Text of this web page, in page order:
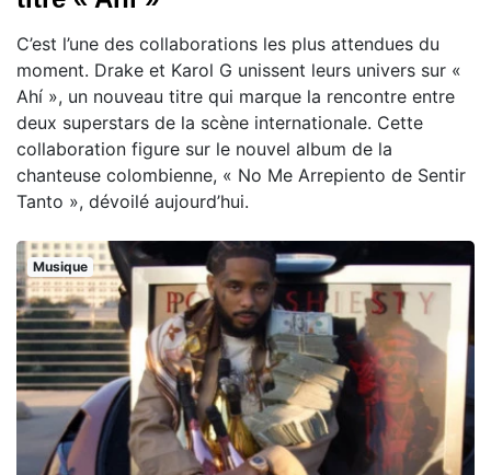
C’est l’une des collaborations les plus attendues du
moment. Drake et Karol G unissent leurs univers sur «
Ahí », un nouveau titre qui marque la rencontre entre
deux superstars de la scène internationale. Cette
collaboration figure sur le nouvel album de la
chanteuse colombienne, « No Me Arrepiento de Sentir
Tanto », dévoilé aujourd’hui.
Musique